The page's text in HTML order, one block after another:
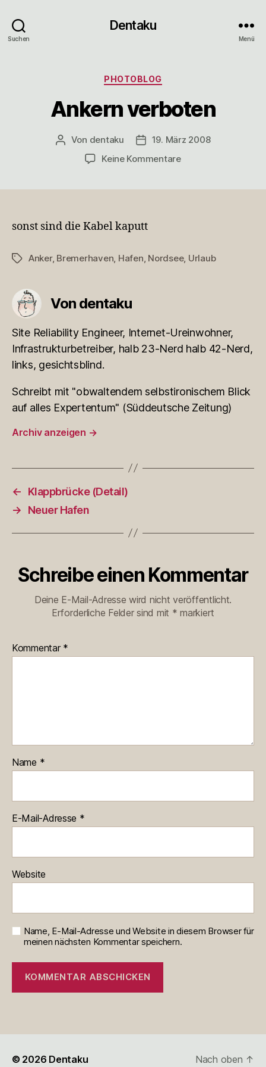
Suchen
Dentaku
Menü
Kategorien
PHOTOBLOG
Ankern verboten
Beitragsautor
Von dentaku Veröffentlichungsdatum
19. März 2008
Keine Kommentarezu
sonst sind die Kabel kaputt
Schlagwörter
Anker, Bremerhaven Hafen Nordsee, Urlaub
Von dentaku
Site Reliability Engineer, Internet-Ureinwohner,
Infrastrukturbetreiber, halb 23-Nerd halb 42-Nerd,
links, gesichtsblind.
Schreibt mit "obwaltendem selbstironischem Blick
auf alles Expertentum" (Süddeutsche Zeitung)
Archiv anzeigen →
←
Klappbrücke (Detail)
→
Neuer Hafen
Schreibe einen Kommentar
Deine E-Mail-Adresse wird nicht veröffentlicht.
Erforderliche Felder sind mit * markiert
Kommentar *
Name *
E-Mail-Adresse *
Website
Name, E-Mail-Adresse und Website in diesem Browser für
meinen nächsten Kommentar speichern.
© 2026 Dentaku Nach oben ↑